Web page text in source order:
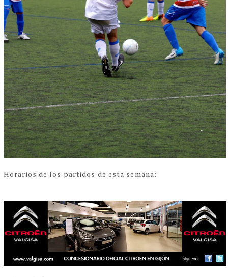
Horarios de los partidos de esta semana: